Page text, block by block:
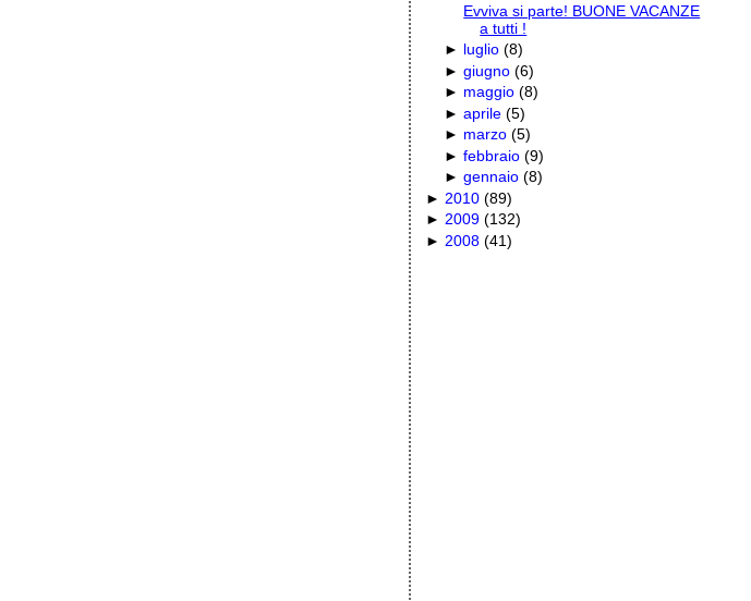
Evviva si parte! BUONE VACANZE
a tutti !
► luglio (8)
►giugno (6)
► maggio (8)
►aprile (5)
► marzo (5)
►febbraio (9)
►gennaio (8)
► 2010 (89)
►2009 (132)
► 2008 (41)